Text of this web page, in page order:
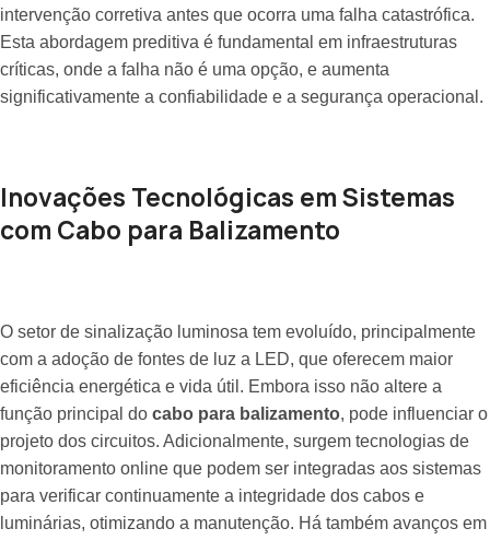
intervenção corretiva antes que ocorra uma falha catastrófica.
Esta abordagem preditiva é fundamental em infraestruturas
críticas, onde a falha não é uma opção, e aumenta
significativamente a confiabilidade e a segurança operacional.
Inovações Tecnológicas em Sistemas
com Cabo para Balizamento
O setor de sinalização luminosa tem evoluído, principalmente
com a adoção de fontes de luz a LED, que oferecem maior
eficiência energética e vida útil. Embora isso não altere a
função principal do cabo para balizamento, pode influenciar o
projeto dos circuitos. Adicionalmente, surgem tecnologias de
monitoramento online que podem ser integradas aos sistemas
para verificar continuamente a integridade dos cabos e
luminárias, otimizando a manutenção. Há também avanços em